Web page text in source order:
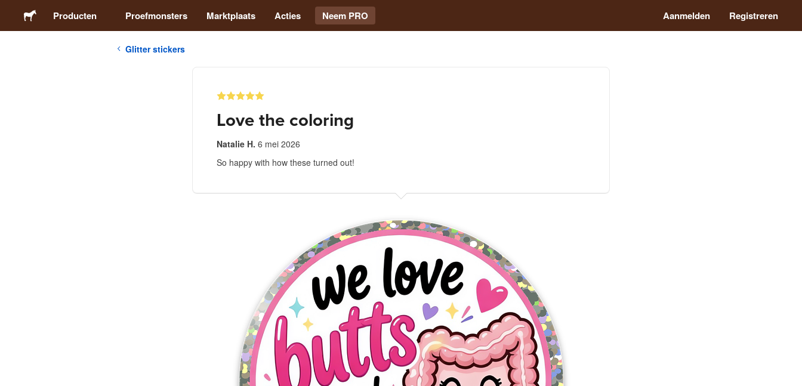
Producten Proefmonsters Marktplaats Acties Neem PRO Aanmelden Registreren
Glitter stickers
Love the coloring
Natalie H. 6 mei 2026
So happy with how these turned out!